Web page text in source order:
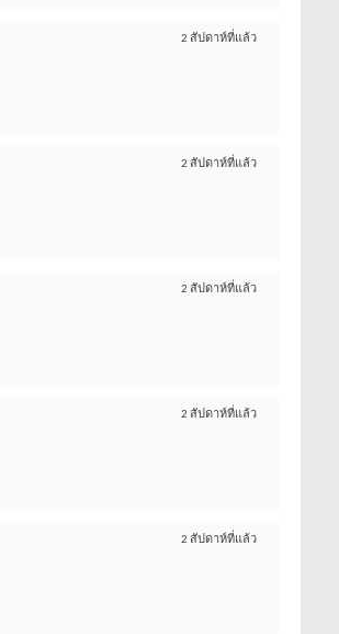
2 สัปดาห์ที่แล้ว
2 สัปดาห์ที่แล้ว
2 สัปดาห์ที่แล้ว
2 สัปดาห์ที่แล้ว
2 สัปดาห์ที่แล้ว